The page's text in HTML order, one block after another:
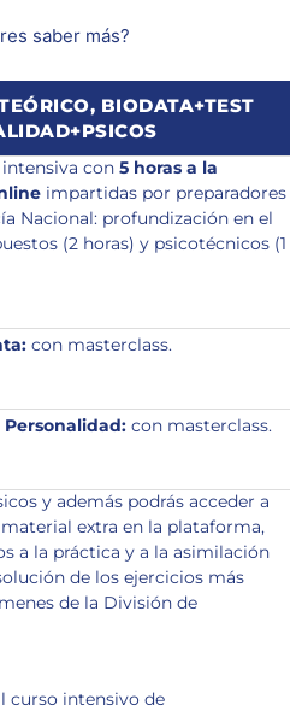
saber más?
BIODATA+TEST
intensiva con5 horas a la
impartidas por preparadores
Nacional: profundización en el
(2 horas) y psicotécnicos (1
con masterclass.
Personalidad: con masterclass.
y además podrás acceder a
extra en la plataforma,
a la práctica y a la asimilación
de los ejercicios más
de la División de
curso intensivo de